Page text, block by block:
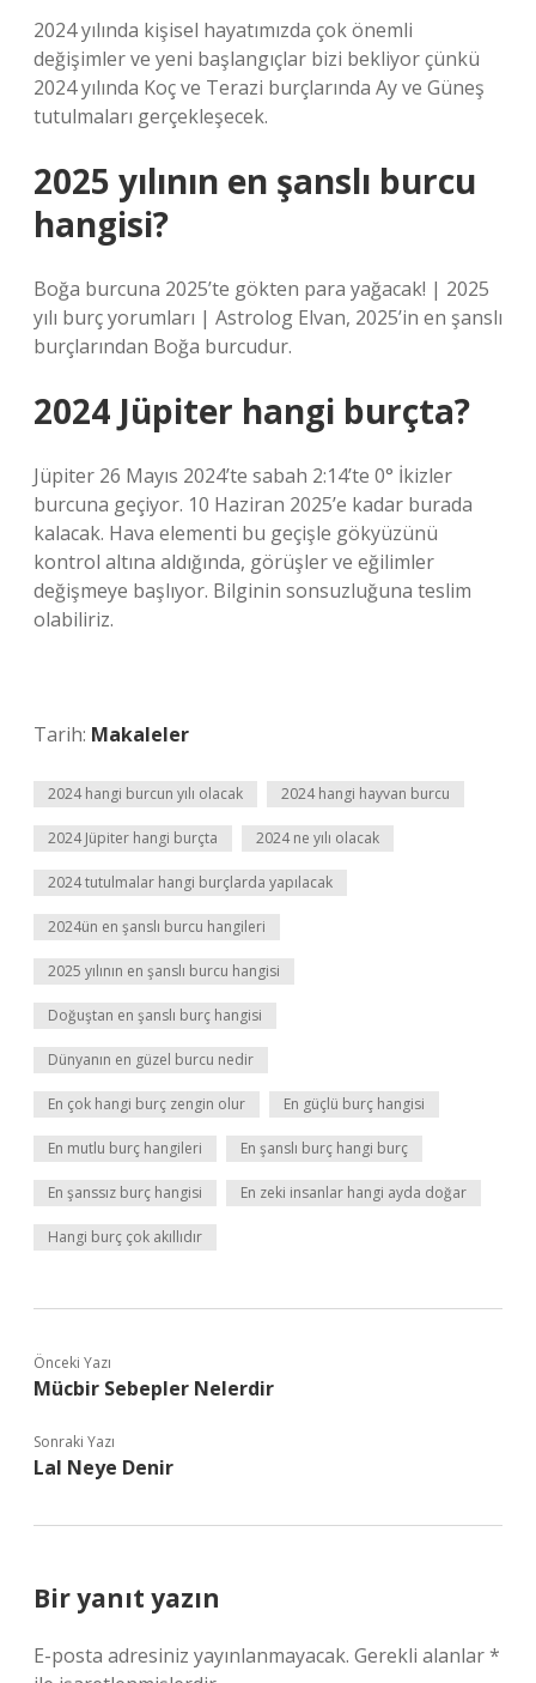
2024 yılında kişisel hayatımızda çok önemli
değişimler ve yeni başlangıçlar bizi bekliyor çünkü
2024 yılında Koç ve Terazi burçlarında Ay ve Güneş
tutulmaları gerçekleşecek.
2025 yılının en şanslı burcu
hangisi?
Boğa burcuna 2025’te gökten para yağacak! | 2025
yılı burç yorumları | Astrolog Elvan, 2025’in en şanslı
burçlarından Boğa burcudur.
2024 Jüpiter hangi burçta?
Jüpiter 26 Mayıs 2024’te sabah 2:14’te 0° İkizler
burcuna geçiyor. 10 Haziran 2025’e kadar burada
kalacak. Hava elementi bu geçişle gökyüzünü
kontrol altına aldığında, görüşler ve eğilimler
değişmeye başlıyor. Bilginin sonsuzluğuna teslim
olabiliriz.
Tarih: Makaleler
2024 hangi burcun yılı olacak 2024 hangi hayvan burcu
2024 Jüpiter hangi burçta 2024 ne yılı olacak
2024 tutulmalar hangi burçlarda yapılacak
2024ün en şanslı burcu hangileri
2025 yılının en şanslı burcu hangisi
Doğuştan en şanslı burç hangisi
Dünyanın en güzel burcu nedir
En çok hangi burç zengin olur En güçlü burç hangisi
En mutlu burç hangileri En şanslı burç hangi burç
En şanssız burç hangisi En zeki insanlar hangi ayda doğar
Hangi burç çok akıllıdır
Önceki Yazı
Mücbir Sebepler Nelerdir
Sonraki Yazı
Lal Neye Denir
Bir yanıt yazın
E-posta adresiniz yayınlanmayacak. Gerekli alanlar*